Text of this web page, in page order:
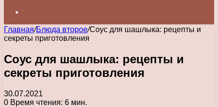
Главная/Блюда второе/Соус для шашлыка: рецепты и
секреты приготовления
Соус для шашлыка: рецепты и
секреты приготовления
30.07.2021
0 Время чтения: 6 мин.